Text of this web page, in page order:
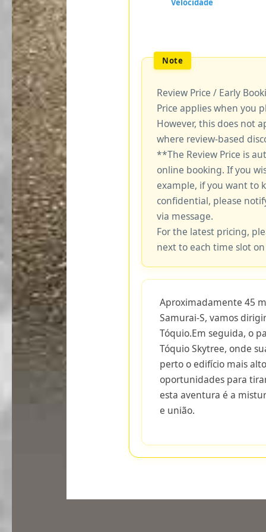
Review Price / Early
Price applies when you
However, this does not
where review-based
**The Review Price is
online booking. If you
example, if you want to
confidential, please
via message.
For the latest pricing,
next to each time slot
Aproximadamente 45
Samurai-S, vamos
Tóquio.Em seguida, o
Tóquio Skytree, onde
perto o edifício mais
oportunidades para
esta aventura é a
e união.